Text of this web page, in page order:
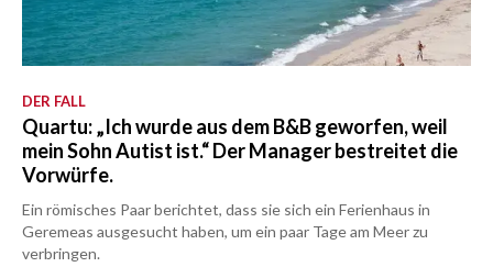
DER FALL
Quartu: „Ich wurde aus dem B&B geworfen, weil
mein Sohn Autist ist.“ Der Manager bestreitet die
Vorwürfe.
Ein römisches Paar berichtet, dass sie sich ein Ferienhaus in
Geremeas ausgesucht haben, um ein paar Tage am Meer zu
verbringen.